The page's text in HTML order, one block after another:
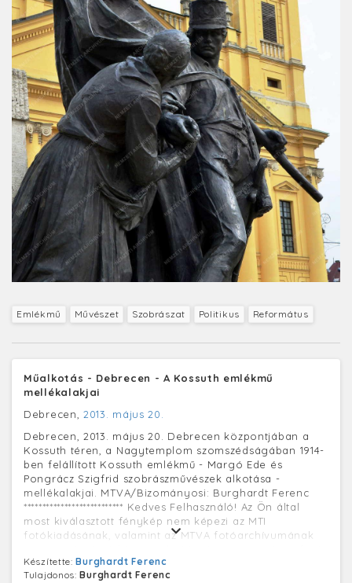
Emlékmű Művészet Szobrászat Politikus Református
Műalkotás - Debrecen - A Kossuth emlékmű
mellékalakjai
Debrecen, 2013. május 20.
Debrecen, 2013. május 20. Debrecen központjában a
Kossuth téren, a Nagytemplom szomszédságában 1914-
ben felállított Kossuth emlékmű - Margó Ede és
Pongrácz Szigfrid szobrászművészek alkotása -
mellékalakjai. MTVA/Bizományosi: Burghardt Ferenc
*************************** Kedves Felhasználó! Az Ön által
most kiválasztott fénykép nem képezi az MTI
fotókiadásának, valamint az MTVA fotóarchívumának
készítője vállalja a felelősséget.
(A kép feldolgozása folyamatban van, az adatok
Készítette:Burghardt Ferenc
Tulajdonos:Burghardt Ferenc